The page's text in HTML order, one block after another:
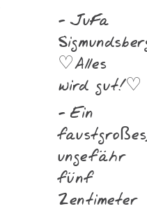
- JuFa
♡Alles
wird gut!♡
- Ein
ungefähr
fünf
Zentimeter